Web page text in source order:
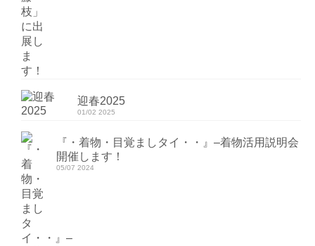
迎春2025
01/02 2025
『・着物・目覚ましタイ・・』–着物活用説明会
開催します！
05/07 2024